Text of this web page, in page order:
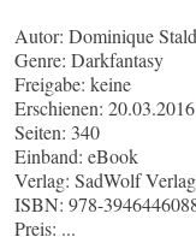
Autor: Dominique
Genre: Darkfantasy
Freigabe: keine
Erschienen: 20.03.2016
Seiten: 340
Einband: eBook
Verlag: SadWolf Verlag
ISBN: 978-
Preis: ...